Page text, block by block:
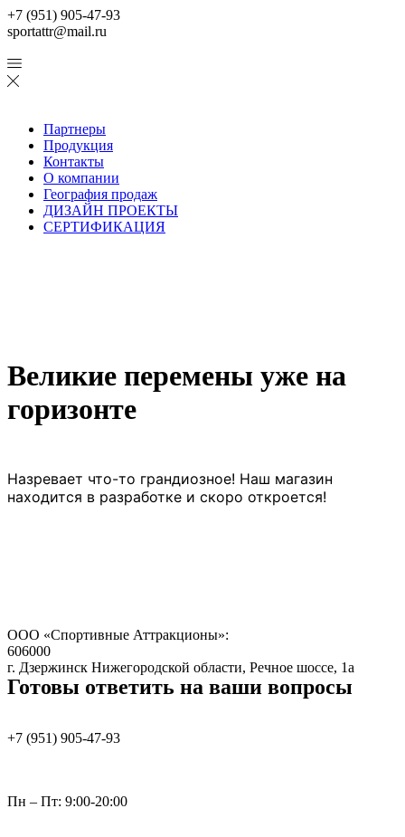
+7 (951) 905-47-93
sportattr@mail.ru
Партнеры
Продукция
Контакты
О компании
География продаж
ДИЗАЙН ПРОЕКТЫ
СЕРТИФИКАЦИЯ
Великие перемены уже на
горизонте
Назревает что-то грандиозное! Наш магазин
находится в разработке и скоро откроется!
ООО «Спортивные Аттракционы»:
606000
г. Дзержинск Нижегородской области, Речное шоссе, 1а
Готовы ответить на ваши вопросы
+7 (951) 905-47-93
Пн – Пт: 9:00-20:00